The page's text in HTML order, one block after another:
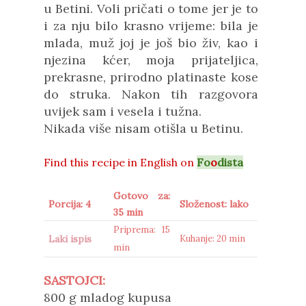
u Betini. Voli pričati o tome jer je to
i za nju bilo krasno vrijeme: bila je
mlada, muž joj je još bio živ, kao i
njezina kćer, moja prijateljica,
prekrasne, prirodno platinaste kose
do struka. Nakon tih razgovora
uvijek sam i vesela i tužna.
Nikada više nisam otišla u Betinu.
Find this recipe in English on Foodista
Porcija: 4
Gotovo za:
35 min
Složenost: lako
Laki ispis
Priprema: 15
min
Kuhanje: 20 min
SASTOJCI:
800 g mladog kupusa